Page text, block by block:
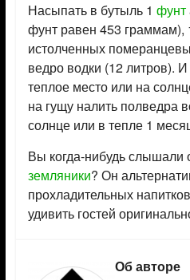
Насыпать в бутыль 1 фунт
фунт равен 453 граммам),
истолченных
ведро водки (12 литров).
теплое место или на
на гущу налить полведра
солнце или в тепле 1
Вы когда-нибудь слышали
земляники? Он
прохладительных
удивить гостей
Об авторе